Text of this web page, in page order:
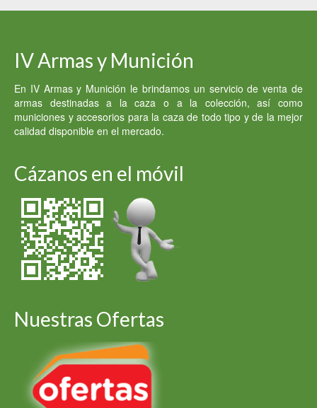
IV Armas y Munición
En IV Armas y Munición le brindamos un servicio de venta de
armas destinadas a la caza o a la colección, así como
municiones y accesorios para la caza de todo tipo y de la mejor
calidad disponible en el mercado.
Cázanos en el móvil
Nuestras Ofertas